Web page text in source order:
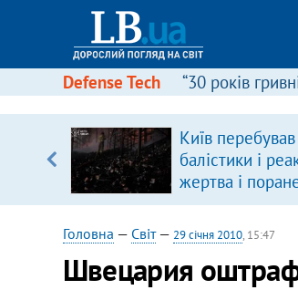
Defense Tech “30 років
Київ
балістики і
жертва і
Головна — Світ— 29 січня 2010, 15:47
Швецария